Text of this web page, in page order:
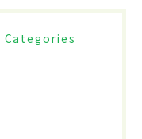
Categories